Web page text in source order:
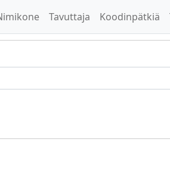
Tavuttaja Koodinpätkiä